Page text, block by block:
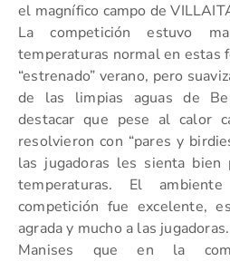
el magnífico campo de
La competición estuvo
temperaturas normal en estas
“estrenado” verano, pero
de las limpias aguas de
destacar que pese al calor
resolvieron con “pares y
las jugadoras les sienta
temperaturas. El
competición fue excelente,
agrada y mucho a las jugadoras.
Manises que en la